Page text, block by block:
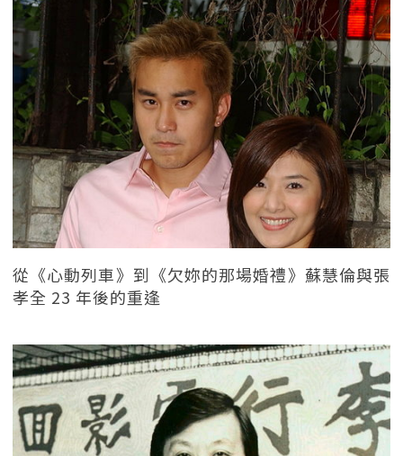
從《心動列車》到《欠妳的那場婚禮》蘇慧倫與張
孝全 23 年後的重逢